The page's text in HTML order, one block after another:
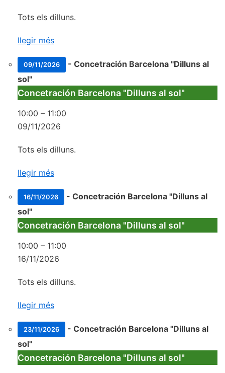
Tots els dilluns.
llegir més
09/11/2026 - Concetración Barcelona "Dilluns al
sol"
Concetración Barcelona "Dilluns al sol"
10:00 – 11:00
09/11/2026
Tots els dilluns.
llegir més
16/11/2026 - Concetración Barcelona "Dilluns al
sol"
Concetración Barcelona "Dilluns al sol"
10:00 – 11:00
16/11/2026
Tots els dilluns.
llegir més
23/11/2026 - Concetración Barcelona "Dilluns al
sol"
Concetración Barcelona "Dilluns al sol"